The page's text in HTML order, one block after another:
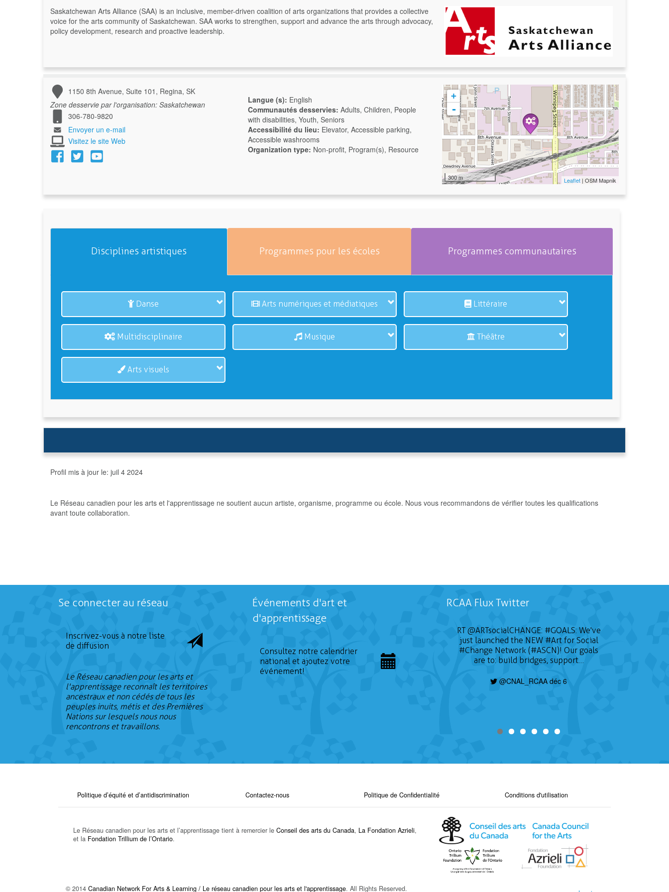
Saskatchewan Arts Alliance (SAA) is an inclusive, member-driven coalition of arts organizations that provides a collective
voice for the arts community of Saskatchewan. SAA works to strengthen, support and advance the arts through advocacy,
policy development, research and proactive leadership.
1150 8th Avenue, Suite 101, Regina, SK
Zone desservie par l'organisation: Saskatchewan
306-780-9820
Envoyer un e-mail
Visitez le site Web
Langue (s): English
Communautés desservies: Adults, Children, People
with disabilities, Youth, Seniors
Accessibilité du lieu: Elevator, Accessible parking,
Accessible washrooms
Organization type: Non-profit, Program(s), Resource
+
-
300 m Leaflet | OSM Mapnik
Disciplines artistiques Programmes pour les écoles Programmes communautaires
Danse Arts numériques et médiatiques Littéraire
Multidisciplinaire Musique Théâtre
Arts visuels
Profil mis à jour le: juil 4 2024
Le Réseau canadien pour les arts et l'apprentissage ne soutient aucun artiste, organisme, programme ou école. Nous vous recommandons de vérifier toutes les qualifications
avant toute collaboration.
Se connecter au réseau
Inscrivez-vous à notre liste
de diffusion
Le Réseau canadien pour les arts et
l'apprentissage reconnaît les territoires
ancestraux et non cédés de tous les
peuples inuits, métis et des Premières
Nations sur lesquels nous nous
rencontrons et travaillons.
Événements d'art et
d'apprentissage
Consultez notre calendrier
national et ajoutez votre
événement!
RCAA Flux Twitter
RT@ARTsocialCHANGE: #GOALS: We've
just launched the NEW #Artfor Social
#Change Network (#ASCN)! Our goals
are to: build bridges, support…
@CNAL_RCAA déc 6
Politique d’équité et d’antidiscrimination Contactez-nous Politique de Confidentialité Conditions d'utilisation
Le Réseau canadien pour les arts et l’apprentissage tient à remercier le Conseil des arts du Canada, La Fondation Azrieli,
et la Fondation Trillium de l’Ontario.
© 2014 Canadian Network For Arts & Learning / Le réseau canadien pour les arts et l'apprentissage. All Rights Reserved.